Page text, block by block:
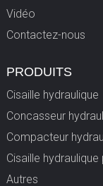
Vidéo
Contactez-nous
PRODUITS
Cisaille hydraulique
Concasseur
Compacteur
Cisaille
Autres